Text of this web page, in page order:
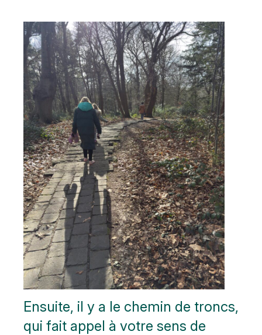
Ensuite, il y a le chemin de troncs,
qui fait appel à votre sens de